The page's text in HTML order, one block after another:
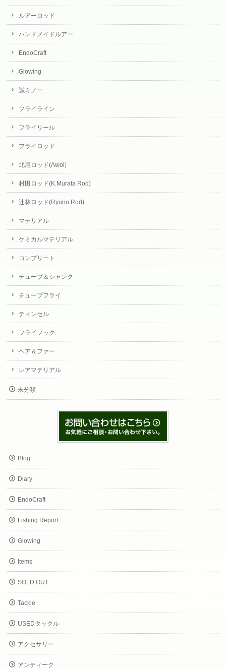
ルアーロッド
ハンドメイドルアー
EndoCraft
Glowing
誠ミノー
フライライン
フライリール
フライロッド
北尾ロッド(Awol)
村田ロッド(K.Murata Rod)
辻林ロッド(Ryuno Rod)
マテリアル
ケミカルマテリアル
コンプリート
チューブ＆シャンク
チューブフライ
ティンセル
フライフック
ヘア＆ファー
レアマテリアル
未分類
Blog
Diary
EndoCraft
Fishing Report
Glowing
Items
SOLD OUT
Tackle
USEDタックル
アクセサリー
アンティーク